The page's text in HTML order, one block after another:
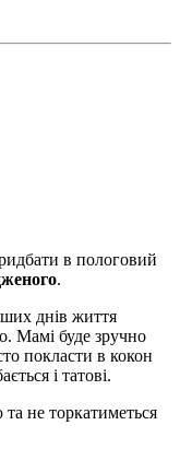
в пологовий
.
днів життя
Мамі буде зручно
покласти в кокон
і татові.
не торкатиметься